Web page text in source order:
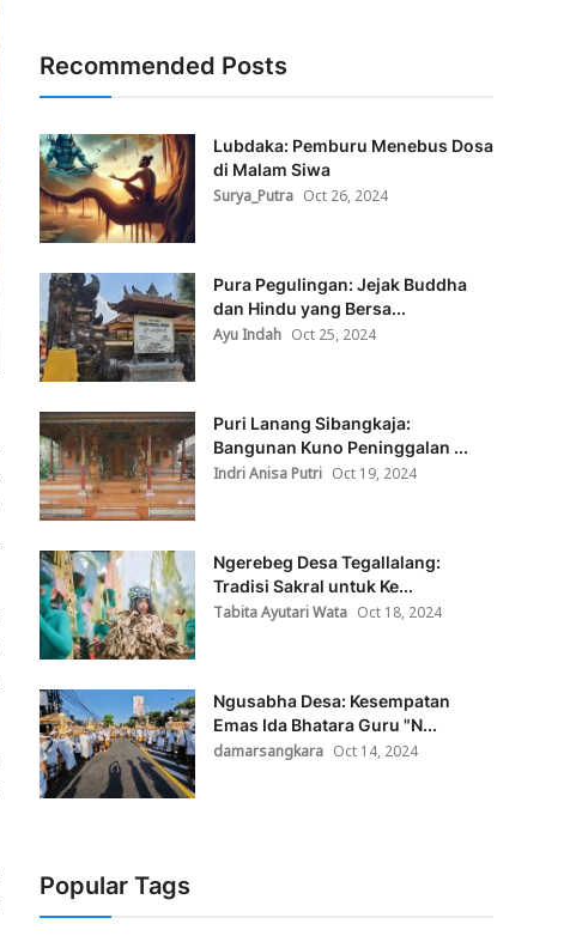
Recommended Posts
Lubdaka: Pemburu Menebus Dosa
di Malam Siwa
Surya_Putra Oct 26, 2024
Pura Pegulingan: Jejak Buddha
dan Hindu yang Bersa...
Ayu Indah Oct 25, 2024
Puri Lanang Sibangkaja:
Bangunan Kuno Peninggalan ...
Indri Anisa Putri Oct 19, 2024
Ngerebeg Desa Tegallalang:
Tradisi Sakral untuk Ke...
Tabita Ayutari Wata Oct 18, 2024
Ngusabha Desa: Kesempatan
Emas Ida Bhatara Guru "N...
damarsangkara Oct 14, 2024
Popular Tags